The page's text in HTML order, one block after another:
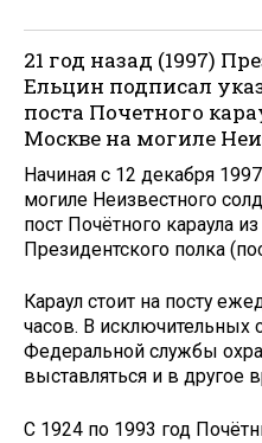
21 год назад (1997)
Ельцин подписал
поста Почетного
Москве на могиле
Начиная с 12 декабря
могиле Неизвестного
пост Почётного караула
Президентского полка
Караул стоит на посту
часов. В исключительных
Федеральной службы
выставляться и в другое
С 1924 по 1993 год